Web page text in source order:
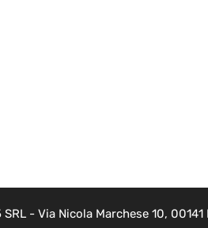
- Via Nicola Marchese 10,